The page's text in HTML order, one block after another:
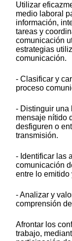
Utilizar
medio laboral
información,
tareas y
comunicación
estrategias
comunicación.
- Clasificar y
proceso
- Distinguir una
mensaje nítido
desfiguren o
transmisión.
- Identificar las
comunicación
entre lo emitido
- Analizar y
comprensión
Afrontar los
trabajo,